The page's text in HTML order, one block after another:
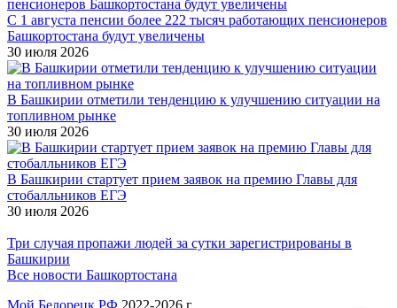
С 1 августа пенсии более 222 тысяч работающих пенсионеров
Башкортостана будут увеличены
30 июля 2026
В Башкирии отметили тенденцию к улучшению ситуации на
топливном рынке
30 июля 2026
В Башкирии стартует прием заявок на премию Главы для
стобалльников ЕГЭ
30 июля 2026
Три случая пропажи людей за сутки зарегистрированы в
Башкирии
Все новости Башкортостана